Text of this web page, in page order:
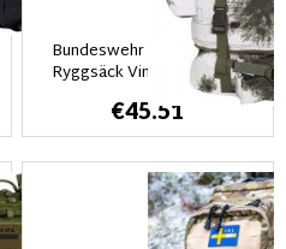
Bundeswehr Tysk Combat
Ryggsäck Vintercamo 65L
€45.51